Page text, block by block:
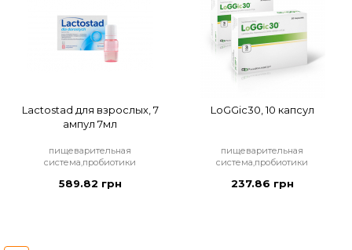
Lactostad для взрослых, 7
ампул 7мл
пищеварительная
система,пробиотики
589.82 грн
LoGGic30, 10 капсул
пищеварительная
система,пробиотики
237.86 грн